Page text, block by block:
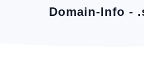
Domain-Info -